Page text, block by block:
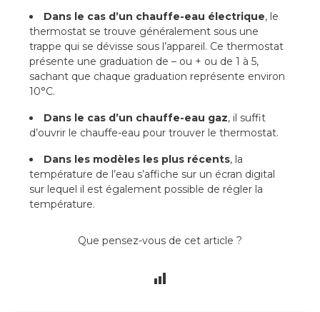
Dans le cas d’un chauffe-eau électrique, le
thermostat se trouve généralement sous une
trappe qui se dévisse sous l’appareil. Ce thermostat
présente une graduation de – ou + ou de 1 à 5,
sachant que chaque graduation représente environ
10°C.
Dans le cas d’un chauffe-eau gaz, il suffit
d’ouvrir le chauffe-eau pour trouver le thermostat.
Dans les modèles les plus récents, la
température de l’eau s’affiche sur un écran digital
sur lequel il est également possible de régler la
température.
Que pensez-vous de cet article ?